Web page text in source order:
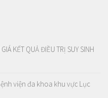
KẾT QUẢ ĐIỀU TRỊ SUY SINH
viện đa khoa khu vực Lục